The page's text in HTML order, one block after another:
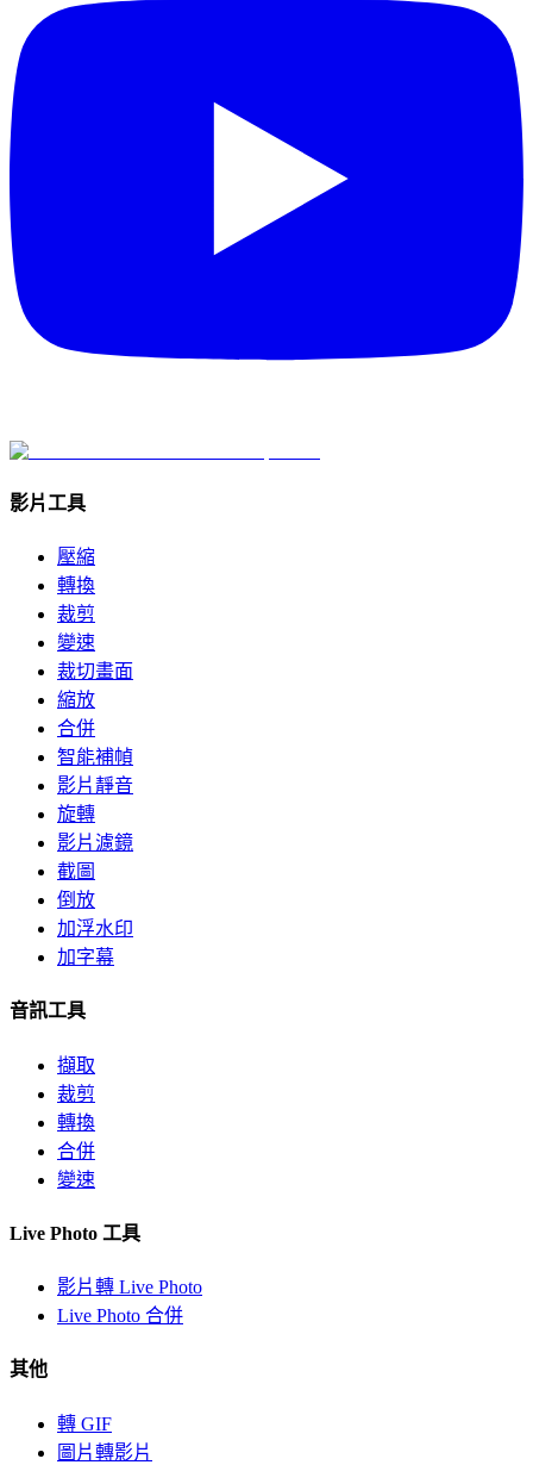
影片工具
壓縮
轉換
裁剪
變速
裁切畫面
縮放
合併
智能補幀
影片靜音
旋轉
影片濾鏡
截圖
倒放
加浮水印
加字幕
音訊工具
擷取
裁剪
轉換
合併
變速
Live Photo 工具
影片轉 Live Photo
Live Photo 合併
其他
轉 GIF
圖片轉影片